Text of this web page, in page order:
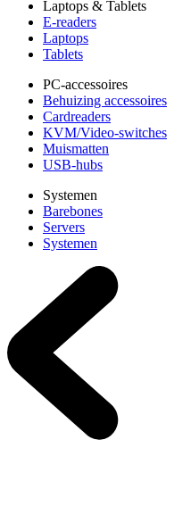
Laptops & Tablets
E-readers
Laptops
Tablets
PC-accessoires
Behuizing accessoires
Cardreaders
KVM/Video-switches
Muismatten
USB-hubs
Systemen
Barebones
Servers
Systemen